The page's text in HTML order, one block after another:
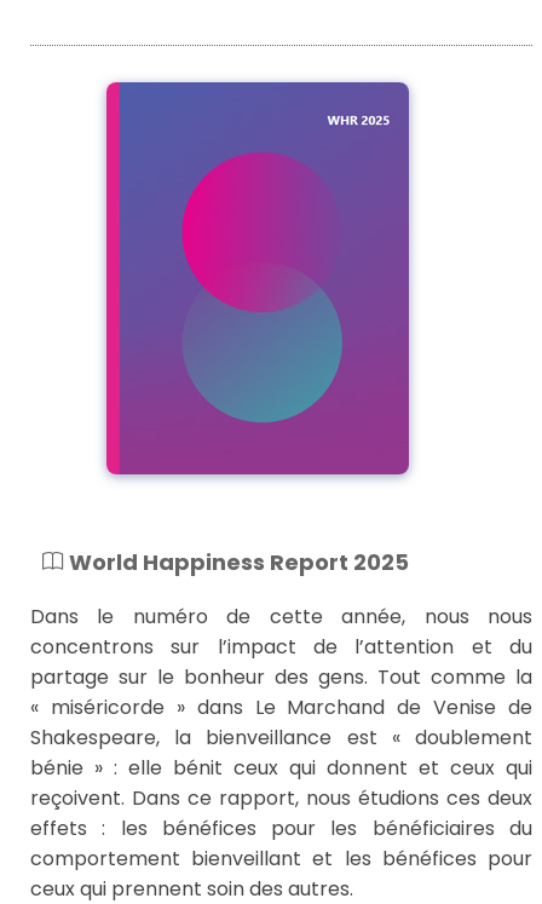
World Happiness Report 2025
Dans le numéro de cette année, nous nous
concentrons sur l’impact de l’attention et du
partage sur le bonheur des gens. Tout comme la
« miséricorde » dans Le Marchand de Venise de
Shakespeare, la bienveillance est « doublement
bénie » : elle bénit ceux qui donnent et ceux qui
reçoivent. Dans ce rapport, nous étudions ces deux
effets : les bénéfices pour les bénéficiaires du
comportement bienveillant et les bénéfices pour
ceux qui prennent soin des autres.